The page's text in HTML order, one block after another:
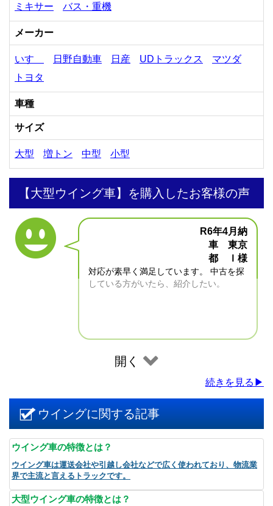
ミキサー バス・重機
メーカー
いすゞ 日野自動車 日産 UDトラックス
マツダ
トヨタ
車種
サイズ
大型 増トン 中型 小型
【大型ウイング車】を購入したお客様の声
R6年4月納
車 東京
都 Ｉ様
対応が素早く満足しています。 中古を探
している方がいたら、紹介したい。
開く
続きを見る▶
ウイングに関する記事
ウイング車の特徴とは？
ウイング車は運送会社や引越し会社などで広く使われており、物流業
界で主流と言えるトラックです。
大型ウイング車の特徴とは？